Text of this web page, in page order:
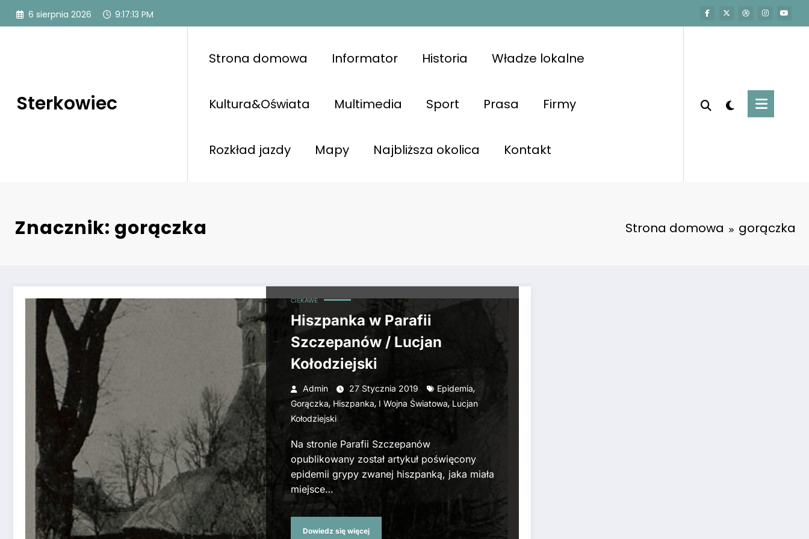
Przejdź
6 sierpnia 2026 9:17:14 PM
Sterkowiec
Strona domowa Informator Historia Władze lokalne
Kultura&Oświata Multimedia Sport Prasa Firmy
Rozkład jazdy Mapy Najbliższa okolica Kontakt
Znacznik: gorączka Strona domowa gorączka
CIEKAWE
Hiszpanka w Parafii
Szczepanów / Lucjan
Kołodziejski
Admin 27 Stycznia 2019 Epidemia,
Gorączka, Hiszpanka, I Wojna Światowa, Lucjan
Kołodziejski
Na stronie Parafii Szczepanów
opublikowany został artykuł poświęcony
epidemii grypy zwanej hiszpanką, jaka miała
miejsce…
Dowiedz się więcej